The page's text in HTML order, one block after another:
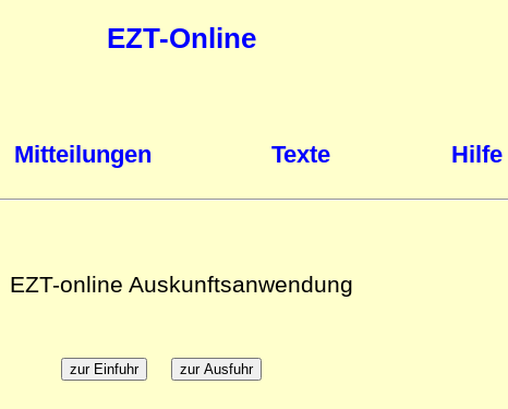
EZT-Online
Mitteilungen Texte Hilfe
EZT-online Auskunftsanwendung